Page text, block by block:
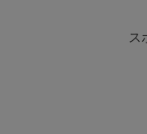
ス